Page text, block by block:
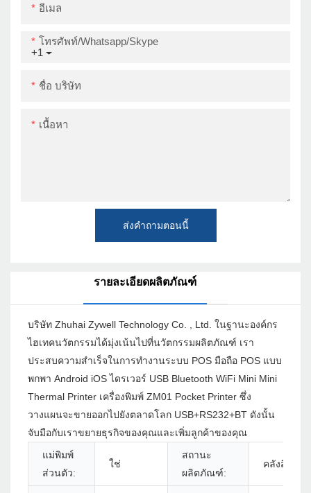
อีเมล
+1
โทรศัพท์/whatsapp/skype
ชื่อ บริษัท
เนื้อหา
ส่งคำถามตอนนี้
รายละเอียดผลิตภัณฑ์
บริษัท Zhuhai Zywell Technology Co. , Ltd. ในฐานะองค์กร
ไฮเทคนวัตกรรมได้มุ่งเน้นไปที่นวัตกรรมผลิตภัณฑ์ เรา
ประสบความสำเร็จในการทำงานระบบ POS มือถือ POS แบบ
พกพา Android iOS ไดรเวอร์ USB Bluetooth WiFi Mini Mini
Thermal Printer เครื่องพิมพ์ ZM01 Pocket Printer ซึ่ง
วางแผนจะขายออกไปยังตลาดโลก USB+RS232+BT ดังนั้น
จับมือกับเราขยายธุรกิจของคุณและเพิ่มลูกค้าของคุณ
แม่พิมพ์
ส่วนตัว:
ใช่
สถานะ
ผลิตภัณฑ์:
คลังสินค้า